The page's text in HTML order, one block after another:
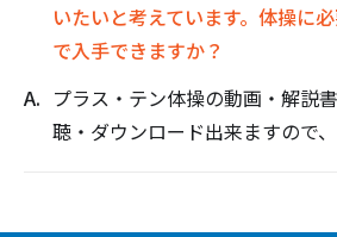
いたいと考えています。体操に
で入手できますか？
プラス・テン体操の動画・解説
聴・ダウンロード出来ますので